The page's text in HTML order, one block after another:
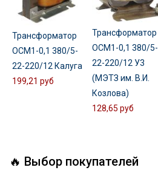
Трансформатор
ОСМ1-0,1 380/5-
22-220/12 Калуга
199,21 руб
Трансформатор
ОСМ1-0,1 380/5-
22-220/12 У3
(МЭТЗ им. В.И.
Козлова)
128,65 руб
🔥 Выбор покупателей